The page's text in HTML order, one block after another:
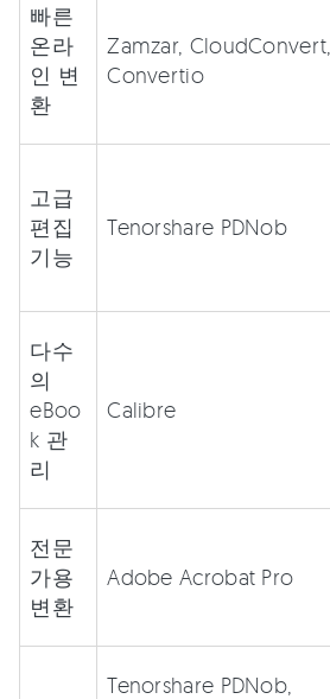
빠른
온라
인 변
환
Zamzar, CloudConvert,
Convertio
고급
편집
기능
Tenorshare PDNob
다수
의
eBoo
k 관
리
Calibre
전문
가용
변환
Adobe Acrobat Pro
Tenorshare PDNob,